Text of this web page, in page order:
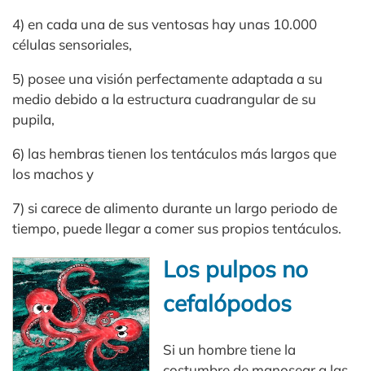
4) en cada una de sus ventosas hay unas 10.000
células sensoriales,
5) posee una visión perfectamente adaptada a su
medio debido a la estructura cuadrangular de su
pupila,
6) las hembras tienen los tentáculos más largos que
los machos y
7) si carece de alimento durante un largo periodo de
tiempo, puede llegar a comer sus propios tentáculos.
Los pulpos no
cefalópodos
Si un hombre tiene la